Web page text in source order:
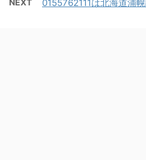
NEXT 0155762111は北海道浦